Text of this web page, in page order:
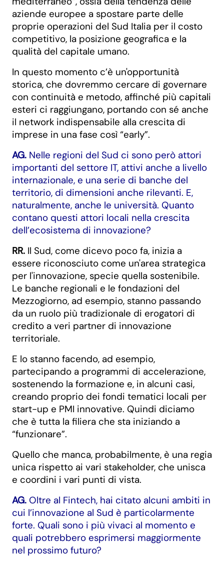
aziende europee a spostare parte delle
proprie operazioni del Sud Italia per il costo
competitivo, la posizione geografica e la
qualità del capitale umano.
In questo momento c’è un'opportunità
storica, che dovremmo cercare di governare
con continuità e metodo, affinché più capitali
esteri ci raggiungano, portando con sé anche
il network indispensabile alla crescita di
imprese in una fase così “early”.
AG. Nelle regioni del Sud ci sono però attori
importanti del settore IT, attivi anche a livello
internazionale, e una serie di banche del
territorio, di dimensioni anche rilevanti. E,
naturalmente, anche le università. Quanto
contano questi attori locali nella crescita
dell’ecosistema di innovazione?
RR. Il Sud, come dicevo poco fa, inizia a
essere riconosciuto come un'area strategica
per l'innovazione, specie quella sostenibile.
Le banche regionali e le fondazioni del
Mezzogiorno, ad esempio, stanno passando
da un ruolo più tradizionale di erogatori di
credito a veri partner di innovazione
territoriale.
E lo stanno facendo, ad esempio,
partecipando a programmi di accelerazione,
sostenendo la formazione e, in alcuni casi,
creando proprio dei fondi tematici locali per
start-up e PMI innovative. Quindi diciamo
che è tutta la filiera che sta iniziando a
“funzionare”.
Quello che manca, probabilmente, è una regia
unica rispetto ai vari stakeholder, che unisca
e coordini i vari punti di vista.
AG. Oltre al Fintech, hai citato alcuni ambiti in
cui l’innovazione al Sud è particolarmente
forte. Quali sono i più vivaci al momento e
quali potrebbero esprimersi maggiormente
nel prossimo futuro?